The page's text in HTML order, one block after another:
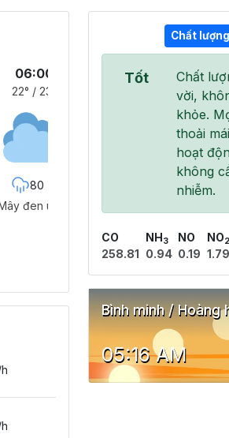
06:00
22° / 23°
80 %
Mây đen u ám
07:00
Chất
Tốt
Chất
vời,
khỏe.
thoải
hoạt
không
nhiễm.
CO
258.81
NH 3
0.94
NO
0.19
NO2
1.79
Bình minh / Hoàng
05:16 AM